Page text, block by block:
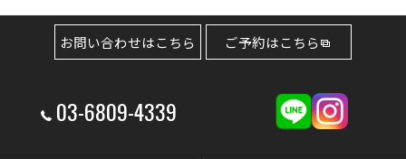
03-6809-4339
お問い合わせはこちら ご予約はこちら